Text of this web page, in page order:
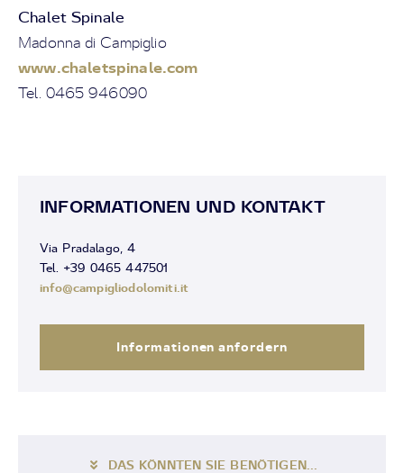
Chalet Spinale
Madonna di Campiglio
www.chaletspinale.com
Tel. 0465 946090
INFORMATIONEN UND KONTAKT
Via Pradalago, 4
Tel. +39 0465 447501
info@campigliodolomiti.it
Informationen anfordern
DAS KÖNNTEN SIE BENÖTIGEN...